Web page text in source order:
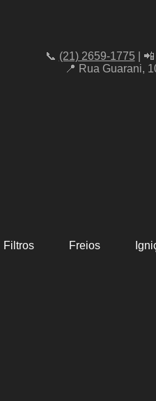
📞 (21) 2659-1775| 📲
📍 Rua Guarani,
Filtros Freios